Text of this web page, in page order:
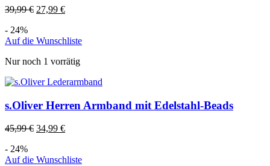
39,99€ 27,99 €
- 24%
Auf die Wunschliste
Nur noch 1 vorrätig
s.Oliver Herren Armband mit Edelstahl-Beads
45,99€ 34,99 €
- 24%
Auf die Wunschliste